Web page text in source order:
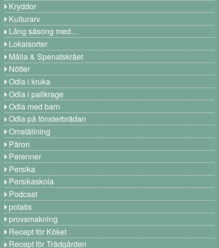
Kryddor
Kulturarv
Lång säsong med…
Lokalsorter
Målla & Spenatskrået
Nötter
Odla i kruka
Odla i pallkrage
Odla med barn
Odla på fönsterbrädan
Omställning
Päron
Perenner
Persika
Persikaskola
Podcast
potatis
provsmakning
Recept för Köket
Recept för Trädgården